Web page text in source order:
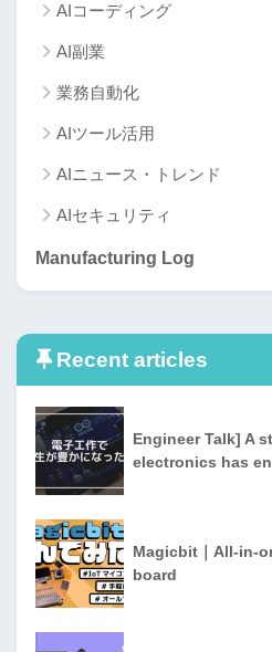
AIコーディング
AI副業
業務自動化
AIツール活用
AIニュース・トレンド
AIセキュリティ
Manufacturing Log
Recent articles
Engineer Talk] A
electronics has
Magicbit｜All-in-
board